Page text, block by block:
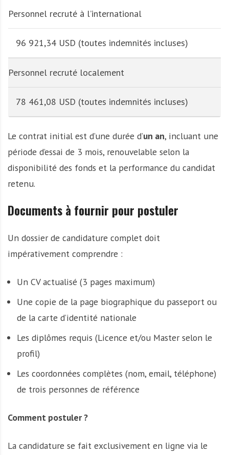
Personnel recruté à l’international
96 921,34 USD (toutes indemnités incluses)
Personnel recruté localement
78 461,08 USD (toutes indemnités incluses)
Le contrat initial est d’une durée d’un an, incluant une
période d’essai de 3 mois, renouvelable selon la
disponibilité des fonds et la performance du candidat
retenu.
Documents à fournir pour postuler
Un dossier de candidature complet doit
impérativement comprendre :
Un CV actualisé (3 pages maximum)
Une copie de la page biographique du passeport ou
de la carte d’identité nationale
Les diplômes requis (Licence et/ou Master selon le
profil)
Les coordonnées complètes (nom, email, téléphone)
de trois personnes de référence
Comment postuler ?
La candidature se fait exclusivement en ligne via le